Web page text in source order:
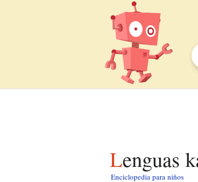
Lenguas
Enciclopedia para niños